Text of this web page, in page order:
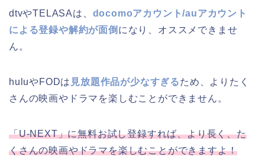
dtvやTELASAは、 docomoアカウント/auアカウント
による登録や解約が面倒 になり、オススメできませ
ん。
huluやFODは 見放題作品が少なすぎるため、よりたく
さんの映画やドラマを楽しむことができません。
「U-NEXT」に無料お試し登録すれば、より長く、た
くさんの映画やドラマを楽しむことができますよ！